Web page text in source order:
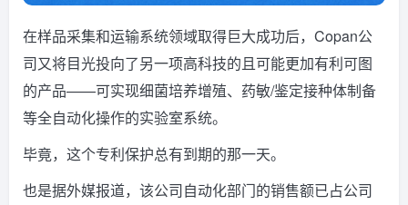
在样品采集和运输系统领域取得巨大成功后，Copan公
司又将目光投向了另一项高科技的且可能更加有利可图
的产品——可实现细菌培养增殖、药敏/鉴定接种体制备
等全自动化操作的实验室系统。
毕竟，这个专利保护总有到期的那一天。
也是据外媒报道，该公司自动化部门的销售额已占公司